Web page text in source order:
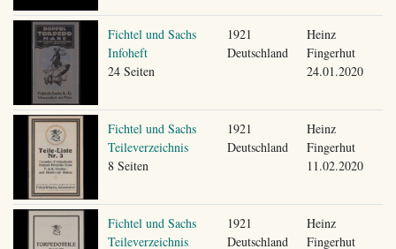
Fichtel und Sachs
Infoheft
24 Seiten
1921
Deutschland
Heinz
Fingerhut
24.01.2020
Fichtel und Sachs
Teileverzeichnis
8 Seiten
1921
Deutschland
Heinz
Fingerhut
11.02.2020
Fichtel und Sachs
Teileverzeichnis
1921
Deutschland
Heinz
Fingerhut